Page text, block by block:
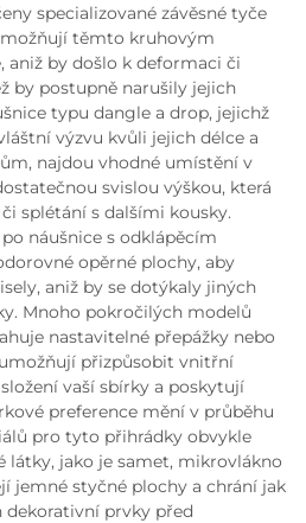
specializované závěsné tyče
těmto kruhovým
aniž by došlo k deformaci či
by postupně narušily jejich
typu dangle a drop, jejichž
výzvu kvůli jejich délce a
najdou vhodné umístění v
svislou výškou, která
splétání s dalšími kousky.
náušnice s odklápěcím
opěrné plochy, aby
aniž by se dotýkaly jiných
Mnoho pokročilých modelů
nastavitelné přepážky nebo
přizpůsobit vnitřní
vaší sbírky a poskytují
preference mění v průběhu
pro tyto přihrádky obvykle
látky, jako je samet, mikrovlákno
jemné styčné plochy a chrání jak
dekorativní prvky před